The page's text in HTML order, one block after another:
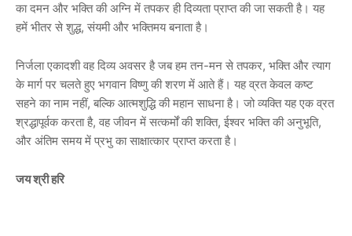
का दमन और भक्ति की अग्नि में तपकर ही दिव्यता प्राप्त की जा सकती है। यह
हमें भीतर से शुद्ध, संयमी और भक्तिमय बनाता है।
निर्जला एकादशी वह दिव्य अवसर है जब हम तन-मन से तपकर, भक्ति और त्याग
के मार्ग पर चलते हुए भगवान विष्णु की शरण में आते हैं। यह व्रत केवल कष्ट
सहने का नाम नहीं, बल्कि आत्मशुद्धि की महान साधना है। जो व्यक्ति यह एक व्रत
श्रद्धापूर्वक करता है, वह जीवन में सत्कर्मों की शक्ति, ईश्वर भक्ति की अनुभूति,
और अंतिम समय में प्रभु का साक्षात्कार प्राप्त करता है।
जय श्री हरि